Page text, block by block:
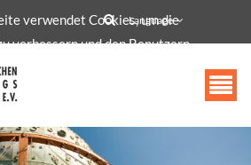
Language
verwendet Cookies, um die
verbessern und den Benutzern
Funktionen bereitzustellen.
Akzeptieren